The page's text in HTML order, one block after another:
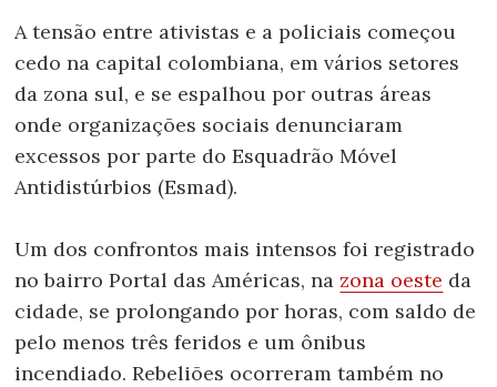
A tensão entre ativistas e a policiais começou
cedo na capital colombiana, em vários setores
da zona sul, e se espalhou por outras áreas
onde organizações sociais denunciaram
excessos por parte do Esquadrão Móvel
Antidistúrbios (Esmad).
Um dos confrontos mais intensos foi registrado
no bairro Portal das Américas, na zona oeste da
cidade, se prolongando por horas, com saldo de
pelo menos três feridos e um ônibus
incendiado. Rebeliões ocorreram também no